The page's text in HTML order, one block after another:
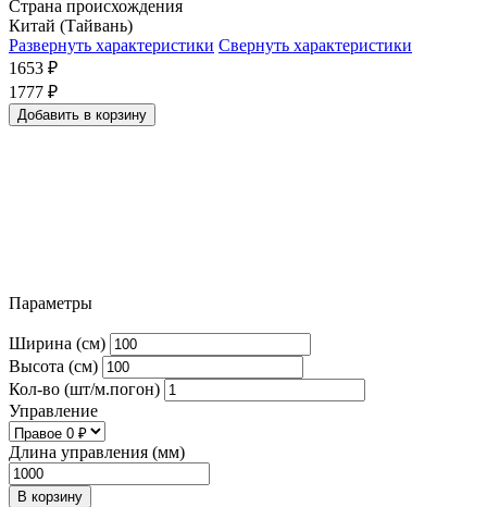
Страна происхождения
Китай (Тайвань)
Развернуть характеристики Свернуть характеристики
1653 ₽
1777 ₽
Добавить в корзину
Параметры
Ширина (см)
Высота (см)
Кол-во (шт/м.погон)
Управление
Длина управления (мм)
В корзину